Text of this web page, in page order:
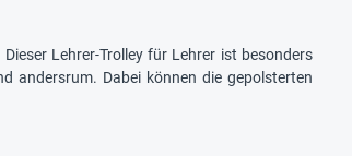
Lehrer-Trolley für Lehrer ist besonders
andersrum. Dabei können die gepolsterten